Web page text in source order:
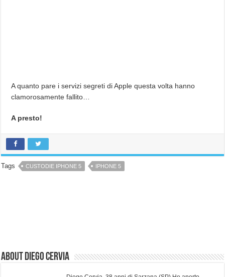
A quanto pare i servizi segreti di Apple questa volta hanno
clamorosamente fallito…
A presto!
Tags CUSTODIE IPHONE 5 IPHONE 5
About Diego Cervia